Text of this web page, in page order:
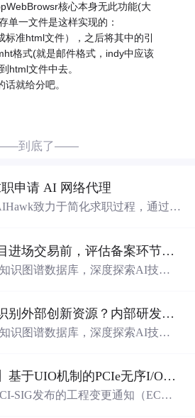
核心本身无此功能(大
单一文件是这样实现的：
标准html文件），之后将其中的引
格式(就是邮件格式，indy中应该
html文件中去。
就给分吧。
到底了——
申请 AI 网络代理
致力于简化求职过程，通过自
科技成果转化项目进场交易前，评估备案环节需要准备哪些材料？.docx
识图谱数据库，深度探索AI技术
方案，推动科技创新与产业创新国央企如何系统识别外部创新资源？内部研发体系完善，但对外部高校、中小科技企业技术能力缺乏动态认知。.docx
识图谱数据库，深度探索AI技术
方案，推动科技创新与产业创新【高速互连技术】基于UIO机制的PCIe无序I/O扩展：多路径架构下内存请求的高性能传输与排序控制方案设计
SIG发布的工程变更通知（EC